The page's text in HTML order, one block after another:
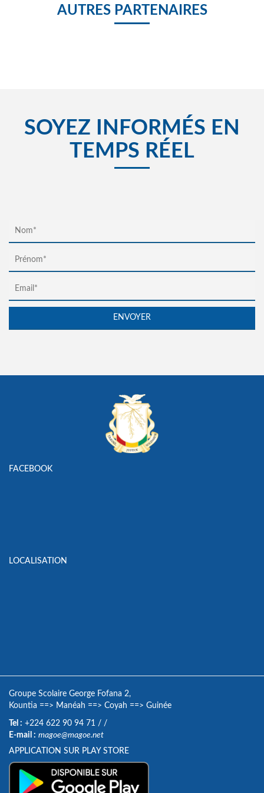
AUTRES PARTENAIRES
SOYEZ INFORMÉS EN
TEMPS RÉEL
FACEBOOK
LOCALISATION
Groupe Scolaire George Fofana 2,
Kountia ==> Manéah ==> Coyah ==> Guinée
Tel : +224 622 90 94 71 / /
E-mail : magoe@magoe.net
APPLICATION SUR PLAY STORE